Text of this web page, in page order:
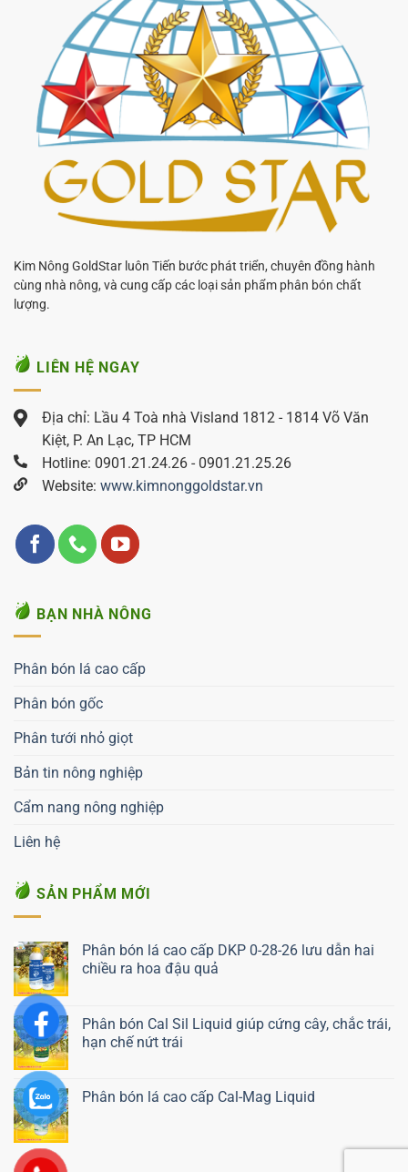
Kim Nông GoldStar luôn Tiến bước phát triển, chuyên đồng hành
cùng nhà nông, và cung cấp các loại sản phẩm phân bón chất
lượng.
LIÊN HỆ NGAY
Địa chỉ: Lầu 4 Toà nhà Visland 1812 - 1814 Võ Văn
Kiệt, P. An Lạc, TP HCM
Hotline: 0901.21.24.26 - 0901.21.25.26
Website: www.kimnonggoldstar.vn
BẠN NHÀ NÔNG
Phân bón lá cao cấp
Phân bón gốc
Phân tưới nhỏ giọt
Bản tin nông nghiệp
Cẩm nang nông nghiệp
Liên hệ
SẢN PHẨM MỚI
Phân bón lá cao cấp DKP 0-28-26 lưu dẫn hai
chiều ra hoa đậu quả
Phân bón Cal Sil Liquid giúp cứng cây, chắc trái,
hạn chế nứt trái
Liên hệ ngay
Phân bón lá cao cấp Cal-Mag Liquid